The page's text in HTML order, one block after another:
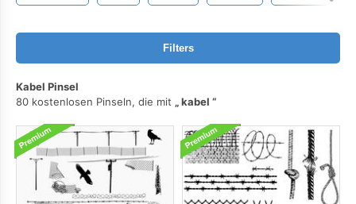
Filters
Kabel Pinsel
80 kostenlosen Pinseln, die mit
kabel